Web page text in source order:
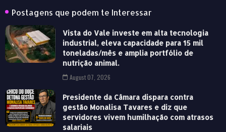
Postagens que podem te Interessar
Vista do Vale investe em alta tecnologia
industrial, eleva capacidade para 15 mil
toneladas/mês e amplia portfólio de
nutrição animal.
August 07, 2026
Presidente da Câmara dispara contra
gestão Monalisa Tavares e diz que
servidores vivem humilhação com atrasos
salariais